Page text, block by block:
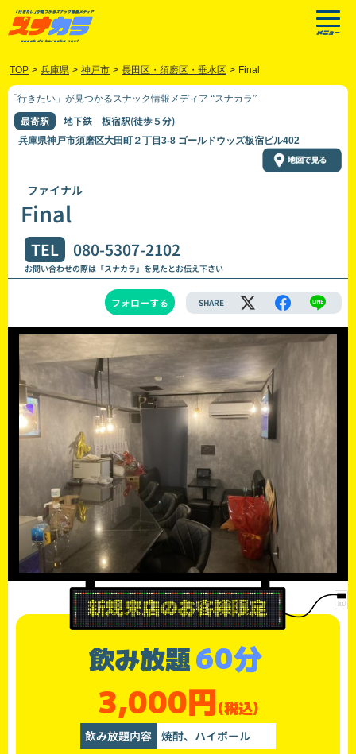
TOP > 兵庫県 > 神戸市 > 長田区・須磨区・垂水区 > Final
「行きたい」が見つかるスナック情報メディア “スナカラ”
最寄駅 地下鉄 板宿駅(徒歩５分)
兵庫県神戸市須磨区大田町２丁目3-8 ゴールドウッズ板宿ビル402
ファイナル
Final
TEL 080-5307-2102
お問い合わせの際は「スナカラ」を見たとお伝え下さい
フォローする SHARE
飲み放題60分
3,000円(税込)
飲み放題内容 焼酎、ハイボール